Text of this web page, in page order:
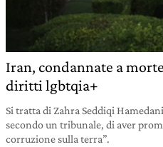
Iran, condannate a
diritti lgbtqia+
Si tratta di Zahra Seddiqi
secondo un tribunale, di aver
corruzione sulla terra”.